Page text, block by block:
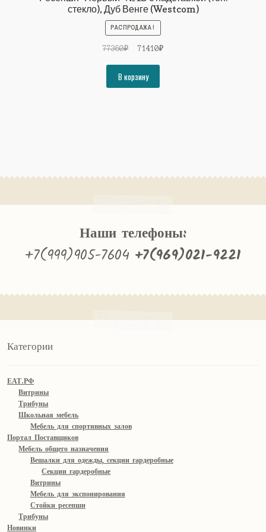
стекло), Дуб Венге (Westcom)
РАСПРОДАЖА!
77360₽
Первоначальная
составляла
77360₽.
71410₽Текущая
В корзину
Наши телефоны:
+7(999)905-7604 +7(969)021-9221
Категории
ЕАТ.РФ
Витрины
Трибуны
Школьная мебель
Мебель для спортивных залов
Портал Поставщиков
Мебель общего назначения
Вешалки для одежды, секции гардеробные
Секции гардеробные
Витрины
Мебель для экспонирования
Стойки ресепшн
Трибуны
Новинки